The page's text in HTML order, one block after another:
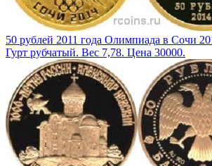
50 рублей 2011 года Олимпиада в Сочи
Гурт рубчатый. Вес 7,78. Цена 30000.